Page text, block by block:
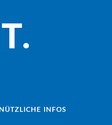
NÜTZLICHE INFOS